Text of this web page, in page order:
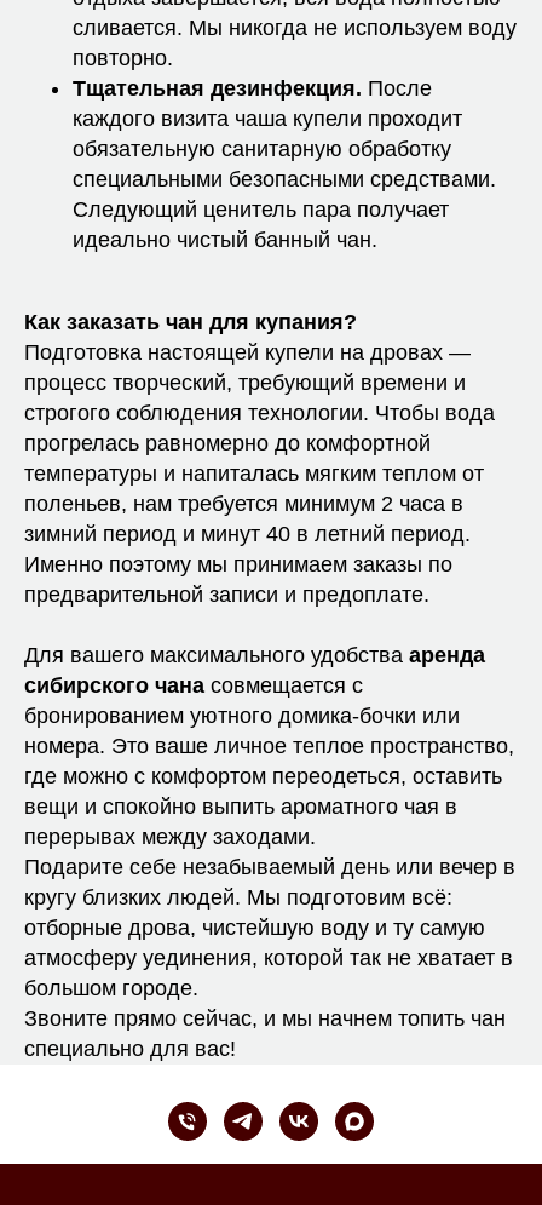
сливается. Мы никогда не используем воду
повторно.
Тщательная дезинфекция. После
каждого визита чаша купели проходит
обязательную санитарную обработку
специальными безопасными средствами.
Следующий ценитель пара получает
идеально чистый банный чан.
Как заказать чан для купания?
Подготовка настоящей купели на дровах —
процесс творческий, требующий времени и
строгого соблюдения технологии. Чтобы вода
прогрелась равномерно до комфортной
температуры и напиталась мягким теплом от
поленьев, нам требуется минимум 2 часа в
зимний период и минут 40 в летний период.
Именно поэтому мы принимаем заказы по
предварительной записи и предоплате.
Для вашего максимального удобства аренда
сибирского чана совмещается с
бронированием уютного домика-бочки или
номера. Это ваше личное теплое пространство,
где можно с комфортом переодеться, оставить
вещи и спокойно выпить ароматного чая в
перерывах между заходами.
Подарите себе незабываемый день или вечер в
кругу близких людей. Мы подготовим всё:
отборные дрова, чистейшую воду и ту самую
атмосферу уединения, которой так не хватает в
большом городе.
Звоните прямо сейчас, и мы начнем топить чан
специально для вас!